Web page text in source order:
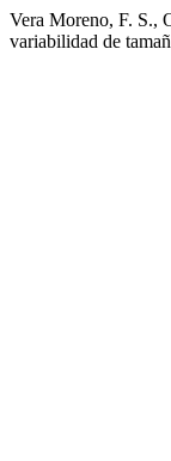
Vera Moreno, F. S.,
variabilidad de